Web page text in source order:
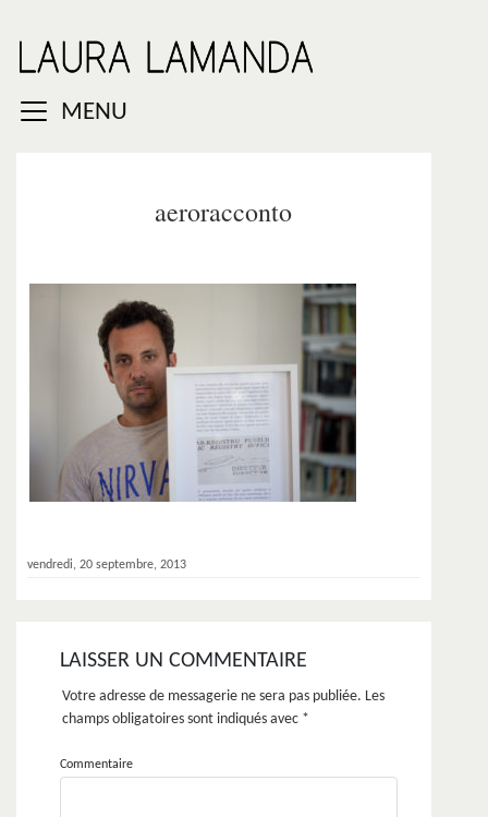
MENU
aeroracconto
vendredi, 20 septembre, 2013
LAISSER UN COMMENTAIRE
Votre adresse de messagerie ne sera pas publiée. Les
champs obligatoires sont indiqués avec *
Commentaire